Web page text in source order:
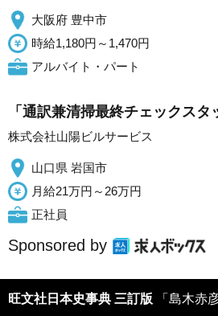
大阪府 豊中市
時給1,180円～1,470円
アルバイト・パート
「通訳兼清掃最終チェックス
株式会社山陽ビルサービス
山口県 岩国市
月給21万円～26万円
正社員
Sponsored by
旺文社日本史事典 三訂版 「島木赤